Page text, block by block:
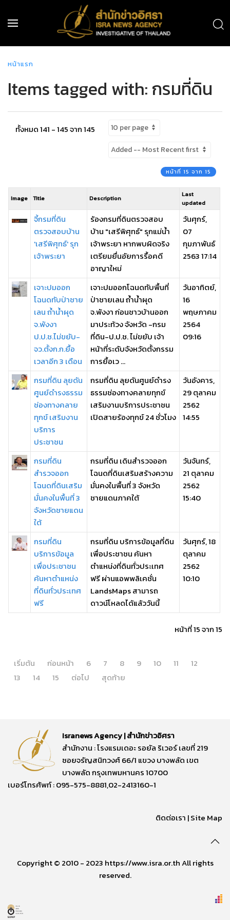
หน้าแรก
Items tagged with: กรมที่ดิน
ทั้งหมด 141 - 145 จาก 145
หน้าที่ 15 จาก 15
Image Title Description
Last
updated
จี้กรมที่ดิน
ตรวจสอบบ้าน
'เสรีพิศุทธ์' รุก
เจ้าพระยา
ร้องกรมที่ดินตรวจสอบ
บ้าน "เสรีพิศุทธ์" รุกแม่น้ำ
เจ้าพระยา หากพบผิดจริง
เตรียมยื่นอัยการรื้อคดี
อาญาใหม่
วันศุกร์,
07
กุมภาพันธ์
2563 17:14
เจาะปมออก
โฉนดทับป่าชาย
เลน ถ้ำน้ำผุด
จ.พังงา
ป.ป.ช.ไม่ขยับ-
จว.ตั้งก.ก.ยื้อ
เวลาอีก 3 เดือน
เจาะปมออกโฉนดทับพื้นที่
ป่าชายเลน ถ้ำน้ำผุด
จ.พังงา ก่อนชาวบ้านออก
มาประท้วง จังหวัด -กรม
ที่ดิน-ป.ป.ช. ไม่ขยับ เจ้า
หน้าที่ระดับจังหวัดตั้งกรรม
การยื้อเว ...
วันอาทิตย์,
16
พฤษภาคม
2564
09:16
กรมที่ดิน ลุยดัน
ศูนย์ดำรงธรรม
ช่องทางคลาย
ทุกข์ เสริมงาน
บริการ
ประชาชน
กรมที่ดิน ลุยดันศูนย์ดำรง
ธรรมช่องทางคลายทุกข์
เสริมงานบริการประชาชน
เปิดสายร้องทุกข์ 24 ชั่วโมง
วันอังคาร,
29 ตุลาคม
2562
14:55
กรมที่ดิน
สำรวจออก
โฉนดที่ดินเสริม
มั่นคงในพื้นที่ 3
จังหวัดชายแดน
ใต้
กรมที่ดิน เดินสำรวจออก
โฉนดที่ดินเสริมสร้างความ
มั่นคงในพื้นที่ 3 จังหวัด
ชายแดนภาคใต้
วันจันทร์,
21 ตุลาคม
2562
15:40
กรมที่ดิน
บริการข้อมูล
เพื่อประชาชน
ค้นหาตำแหน่ง
ที่ดินทั่วประเทศ
ฟรี
กรมที่ดิน บริการข้อมูลที่ดิน
เพื่อประชาชน ค้นหา
ตำแหน่งที่ดินทั่วประเทศ
ฟรี ผ่านแอพพลิเคชั่น
LandsMaps สามารถ
ดาวน์โหลดได้แล้ววันนี้
วันศุกร์, 18
ตุลาคม
2562
10:10
หน้าที่ 15 จาก 15
เริ่มต้น ก่อนหน้า 6 7 8 9 10 11
12
13
14 15 ต่อไป สุดท้าย
Isranews Agency | สำนักข่าวอิศรา
สำนักงาน : โรงแรมเดอะ รอยัล ริเวอร์ เลขที่ 219
ซอยจรัญสนิทวงศ์ 66/1 แขวง บางพลัด เขต
บางพลัด กรุงเทพมหานคร 10700
เบอร์โทรศัพท์ : 095-575-8881,02-2413160-1
ติดต่อเรา |Site Map
Copyright © 2010 - 2023 https://www.isra.or.th All rights
reserved.